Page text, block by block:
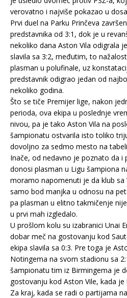
verovatno i najviše pokazao u
Prvi duel na Parku Prinčeva
predstavnika od 3:1, dok je u
nekoliko dana Aston Vila odigrala
slavila sa 3:2, međutim, to
plasman u polufinale, uz
predstavnik odigrao jedan od
nekoliko godina.
Što se tiče Premijer lige, nakon
perioda, ova ekipa u poslednje
nivou, pa je tako Aston Vila na
šampionatu ostvarila isto toliko
dovoljno za sedmo mesto na
Inače, od nedavno je poznato da i
donosi plasman u Ligu šampiona
moramo napomenuti je da klub sa
samo bod manjka u odnosu na
pa plasman u elitno takmičenje
u prvi mah izgledalo.
U prošlom kolu su izabranici Unai
dobar meč na gostovanju kod
ekipa slavila sa 0:3. Pre toga je
Notingema na svom stadionu sa
šampionatu tim iz Birmingema je
gostovanju kod Aston Vile, kada je
Za kraj, kada se radi o partijama